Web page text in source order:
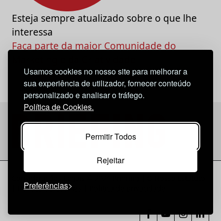
Usamos cookies no nosso site para melhorar a
sua experiência de utilizador, fornecer conteúdo
personalizado e analisar o tráfego.
Política de Cookies.
Permitir Todos
Rejeitar
Preferências
Esteja sempre atualizado sobre o que lhe
interessa
Faça parte da maior Comunidade do
Política de Cookies